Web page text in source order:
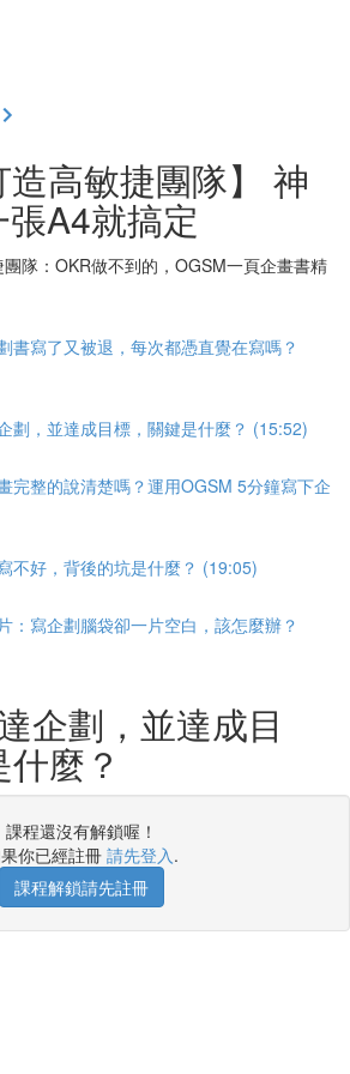
造高敏捷團隊】 神
A4就搞定
隊：OKR做不到的，OGSM一頁企畫書精
書寫了又被退，每次都憑直覺在寫嗎？
劃，並達成目標，關鍵是什麼？ (15:52)
完整的說清楚嗎？運用OGSM 5分鐘寫下企
不好，背後的坑是什麼？ (19:05)
：寫企劃腦袋卻一片空白，該怎麼辦？
企劃，並達成目
麼？
課程還沒有解鎖喔！
你已經註冊 請先登入.
課程解鎖請先註冊